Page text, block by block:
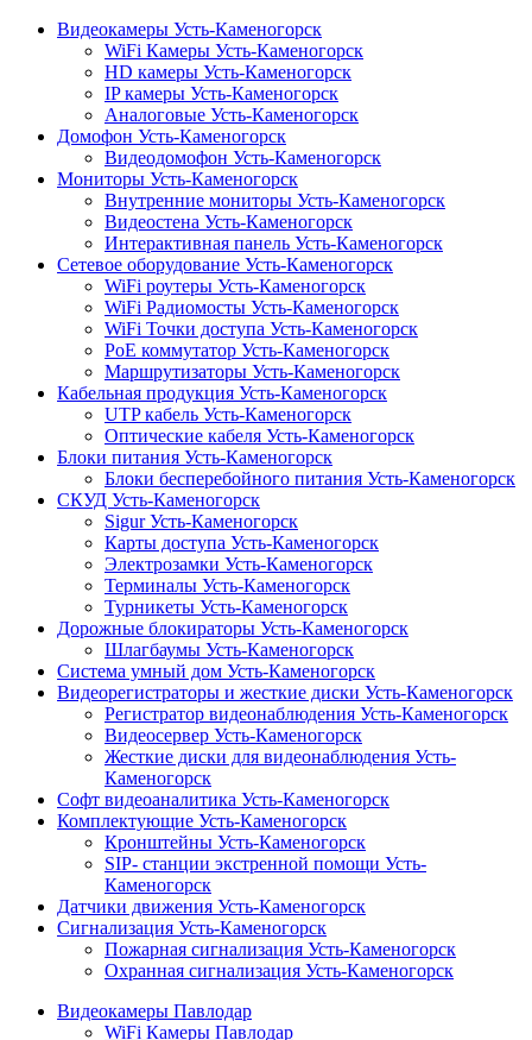
Видеокамеры Усть-Каменогорск
WiFi Камеры Усть-Каменогорск
HD камеры Усть-Каменогорск
IP камеры Усть-Каменогорск
Аналоговые Усть-Каменогорск
Домофон Усть-Каменогорск
Видеодомофон Усть-Каменогорск
Мониторы Усть-Каменогорск
Внутренние мониторы Усть-Каменогорск
Видеостена Усть-Каменогорск
Интерактивная панель Усть-Каменогорск
Сетевое оборудование Усть-Каменогорск
WiFi роутеры Усть-Каменогорск
WiFi Радиомосты Усть-Каменогорск
WiFi Точки доступа Усть-Каменогорск
PoE коммутатор Усть-Каменогорск
Маршрутизаторы Усть-Каменогорск
Кабельная продукция Усть-Каменогорск
UTP кабель Усть-Каменогорск
Оптические кабеля Усть-Каменогорск
Блоки питания Усть-Каменогорск
Блоки бесперебойного питания Усть-Каменогорск
СКУД Усть-Каменогорск
Sigur Усть-Каменогорск
Карты доступа Усть-Каменогорск
Электрозамки Усть-Каменогорск
Терминалы Усть-Каменогорск
Турникеты Усть-Каменогорск
Дорожные блокираторы Усть-Каменогорск
Шлагбаумы Усть-Каменогорск
Система умный дом Усть-Каменогорск
Видеорегистраторы и жесткие диски Усть-Каменогорск
Регистратор видеонаблюдения Усть-Каменогорск
Видеосервер Усть-Каменогорск
Жесткие диски для видеонаблюдения Усть-
Каменогорск
Софт видеоаналитика Усть-Каменогорск
Комплектующие Усть-Каменогорск
Кронштейны Усть-Каменогорск
SIP- станции экстренной помощи Усть-
Каменогорск
Датчики движения Усть-Каменогорск
Сигнализация Усть-Каменогорск
Пожарная сигнализация Усть-Каменогорск
Охранная сигнализация Усть-Каменогорск
Видеокамеры Павлодар
WiFi Камеры Павлодар